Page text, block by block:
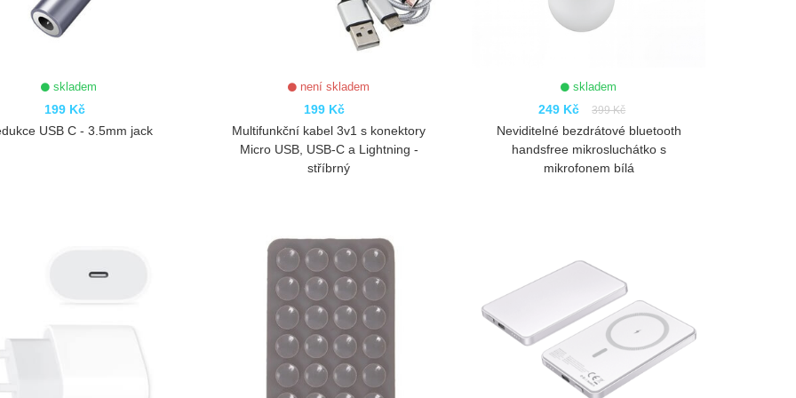
skladem
199 Kč
USB C - 3.5mm jack
není skladem
199 Kč
Multifunkční kabel 3v1 s konektory
Micro USB, USB-C a Lightning -
stříbrný
skladem
249 Kč 399 Kč
Neviditelné bezdrátové bluetooth
handsfree mikrosluchátko s
mikrofonem bílá